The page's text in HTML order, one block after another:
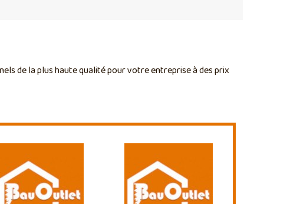
de la plus haute qualité pour votre entreprise à des prix